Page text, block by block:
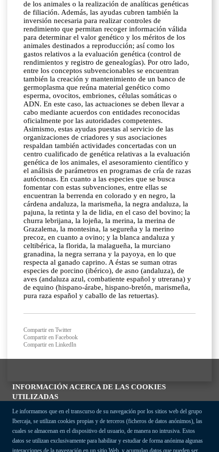
INFORMACIÓN ACERCA DE LAS COOKIES
UTILIZADAS
Le informamos que en el transcurso de su navegación por los sitios web del grupo
Ibercaja, se utilizan cookies propias y de terceros (ficheros de datos anónimos), las
cuales se almacenan en el dispositivo del usuario, de manera no intrusiva. Estos
datos se utilizan exclusivamente para habilitar y estudiar de forma anónima algunas
interacciones de la navegación en un sitio Web, y acumulan datos que pueden ser
de los animales o la realización de analíticas genéticas
de filiación. Además, las ayudas cubren también la
inversión necesaria para realizar controles de
rendimiento que permitan recoger información válida
para determinar el valor genético y los méritos de los
animales destinados a reproducción; así como los
gastos relativos a la evaluación genética (control de
rendimientos y registro de genealogías). Por otro lado,
entre los conceptos subvencionables se encuentran
también la creación y mantenimiento de un banco de
germoplasma que reúna material genético como
esperma, ovocitos, embriones, células somáticas o
ADN. En este caso, las actuaciones se deben llevar a
cabo mediante acuerdos con entidades reconocidas
oficialmente por las autoridades competentes.
Asimismo, estas ayudas puestas al servicio de las
organizaciones de criadores y sus asociaciones
respaldan también actividades concertadas con un
centro cualificado de genética relativas a la evaluación
genética de los animales, el asesoramiento científico y
el análisis de parámetros en programas de cría de razas
autóctonas. En cuanto a las especies que se busca
fomentar con estas subvenciones, entre ellas se
encuentran la berrenda en colorado y en negro, la
cárdena andaluza, la marismeña, la negra andaluza, la
pajuna, la retinta y la de lidia, en el caso del bovino; la
churra lebrijana, la lojeña, la merina, la merina de
Grazalema, la montesina, la segureña y la merino
precoz, en cuanto a ovino; y la blanca andaluza y
celtibérica, la florida, la malagueña, la murciano
granadina, la negra serrana y la payoya, en lo que
respecta al ganado caprino. A éstas se suman otras
especies de porcino (ibérico), de asno (andaluza), de
aves (andaluza azul, combatiente español y utrerana) y
de equino (hispano-árabe, hispano-bretón, marismeña,
pura raza español y caballo de las retuertas).
Compartir en Twitter
Compartir en Facebook
Compartir en LinkedIn